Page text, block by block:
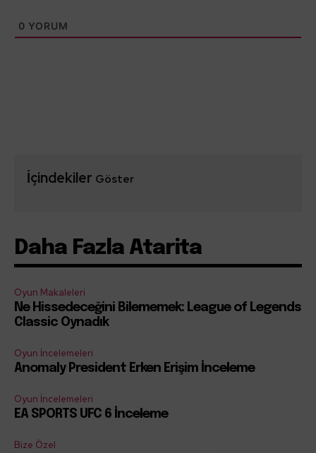
0 YORUM
İçindekiler Göster
Daha Fazla Atarita
Oyun Makaleleri
Ne Hissedeceğini Bilememek: League of Legends
Classic Oynadık
Oyun İncelemeleri
Anomaly President Erken Erişim İnceleme
Oyun İncelemeleri
EA SPORTS UFC 6 İnceleme
Bize Özel